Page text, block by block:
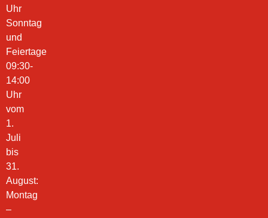
Uhr
Sonntag
und
Feiertage
09:30-
14:00
Uhr
vom
1.
Juli
bis
31.
August:
Montag
–